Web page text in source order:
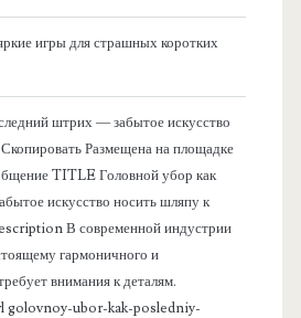
игры для страшных коротких
штрих — забытое искусство
Размещена на площадке
TITLE Головной убор как
искусство носить шляпу к
В современной индустрии
гармоничного и
внимания к деталям.
golovnoy-ubor-kak-posledniy-